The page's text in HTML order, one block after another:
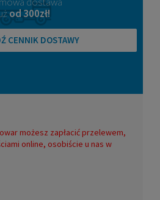
od 300zł!
CENNIK DOSTAWY
możesz zapłacić przelewem,
online, osobiście u nas w